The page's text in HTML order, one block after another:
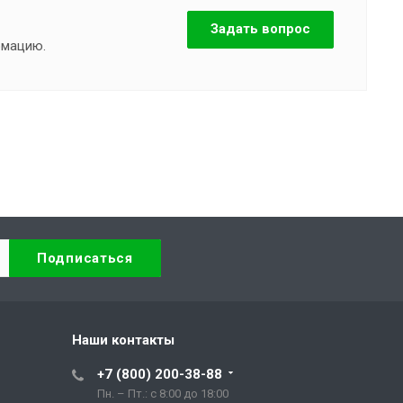
Задать вопрос
Наши контакты
+7 (800) 200-38-88
Пн. – Пт.: с 8:00 до 18:00